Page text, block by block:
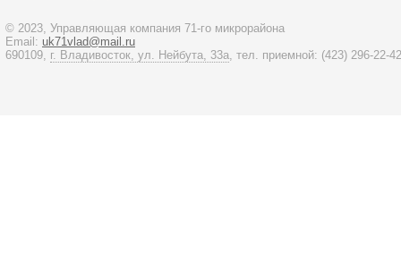
© 2023, Управляющая компания 71-го микрорайона
Email: uk71vlad@mail.ru
690109, г. Владивосток, ул. Нейбута, 33а, тел. приемной: (423) 296-22-